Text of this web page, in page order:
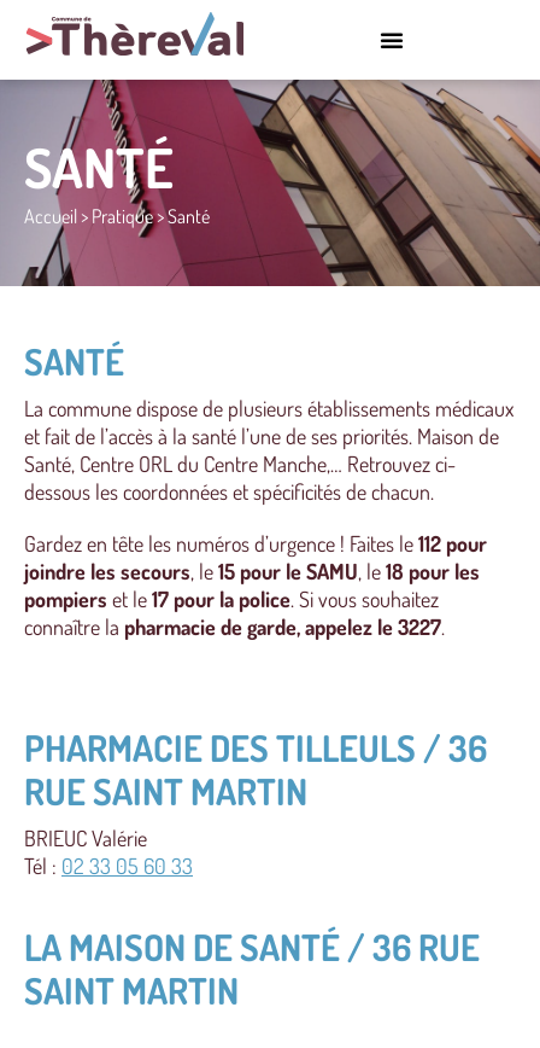
SANTÉ
Accueil > Pratique>Santé
SANTÉ
La commune dispose de plusieurs établissements médicaux
et fait de l’accès à la santé l’une de ses priorités. Maison de
Santé, Centre ORL du Centre Manche,… Retrouvez ci-
dessous les coordonnées et spécificités de chacun.
Gardez en tête les numéros d’urgence ! Faites le112 pour
joindre les secours, le15 pour le SAMU, le18 pour les
pompiers et le17 pour la police. Si vous souhaitez
connaître la pharmacie de garde, appelez le 3227.
PHARMACIE DES TILLEULS / 36
RUE SAINT MARTIN
BRIEUC Valérie
Tél : 02 33 05 60 33
LA MAISON DE SANTÉ / 36 RUE
SAINT MARTIN